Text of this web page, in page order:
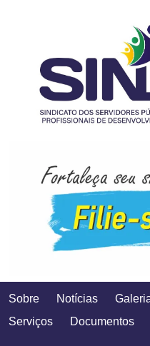
Sobre Notícias
Serviços
Documentos